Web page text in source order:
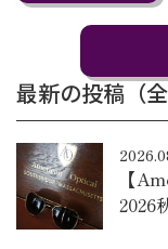
最新の投稿（全
【
2026